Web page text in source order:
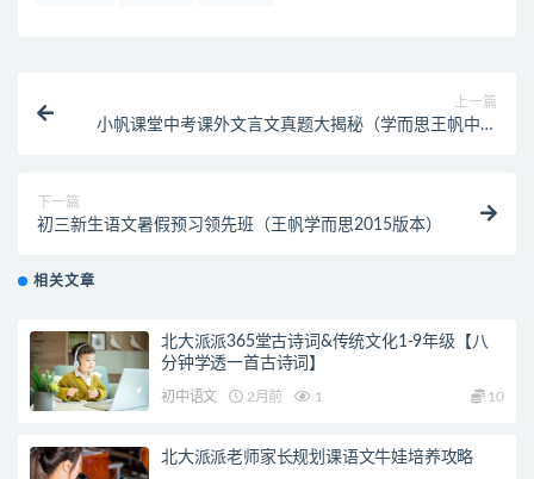
上一篇
小帆课堂中考课外文言文真题大揭秘（学而思王帆中学
下一篇
初三新生语文暑假预习领先班（王帆学而思2015版本）
相关文章
北大派派365堂古诗词&传统文化1-9年级【八
分钟学透一首古诗词】
初中语文 2月前 1 10
北大派派老师家长规划课语文牛娃培养攻略